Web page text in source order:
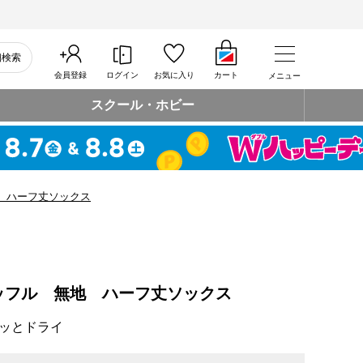
索
会員登録 ログイン お気に入り カート メニュー
スクール・ホビー
ーフ丈ソックス
フル 無地 ハーフ丈ソックス
とドライ